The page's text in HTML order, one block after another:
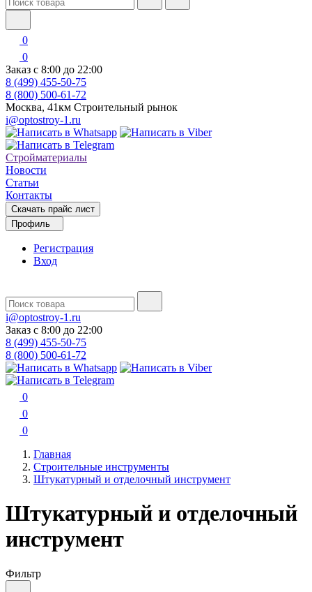
0
0
Заказ с 8:00 до 22:00
8 (499) 455-50-75
8 (800) 500-61-72
Москва, 41км Строительный рынок
i@optostroy-1.ru
Стройматериалы
Новости
Статьи
Контакты
Скачать прайс лист
Профиль
Регистрация
Вход
i@optostroy-1.ru
Заказ с 8:00 до 22:00
8 (499) 455-50-75
8 (800) 500-61-72
0
0
0
Главная
Строительные инструменты
Штукатурный и отделочный инструмент
Штукатурный и отделочный
инструмент
Фильтр